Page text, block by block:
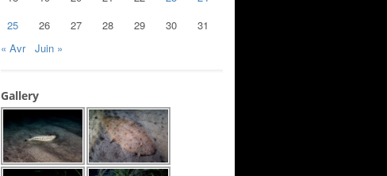
25
26 27 28 29 30
31
« Avr
Juin »
Gallery